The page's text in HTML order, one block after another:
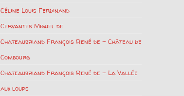
Céline Louis Ferdinand
Cervantes Miguel de
Chateaubriand François René de – Château de
Combourg
Chateaubriand François René de – La Vallée
aux loups